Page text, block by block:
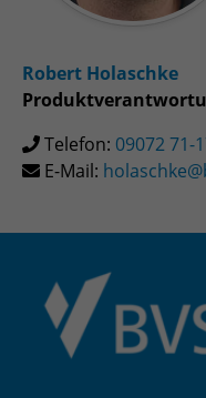
Robert Holaschke
Telefon: 09072 71-
E-Mail: